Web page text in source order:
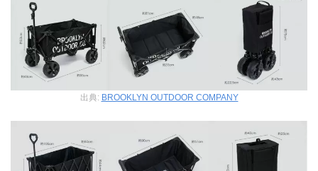
出典: BROOKLYN OUTDOOR COMPANY